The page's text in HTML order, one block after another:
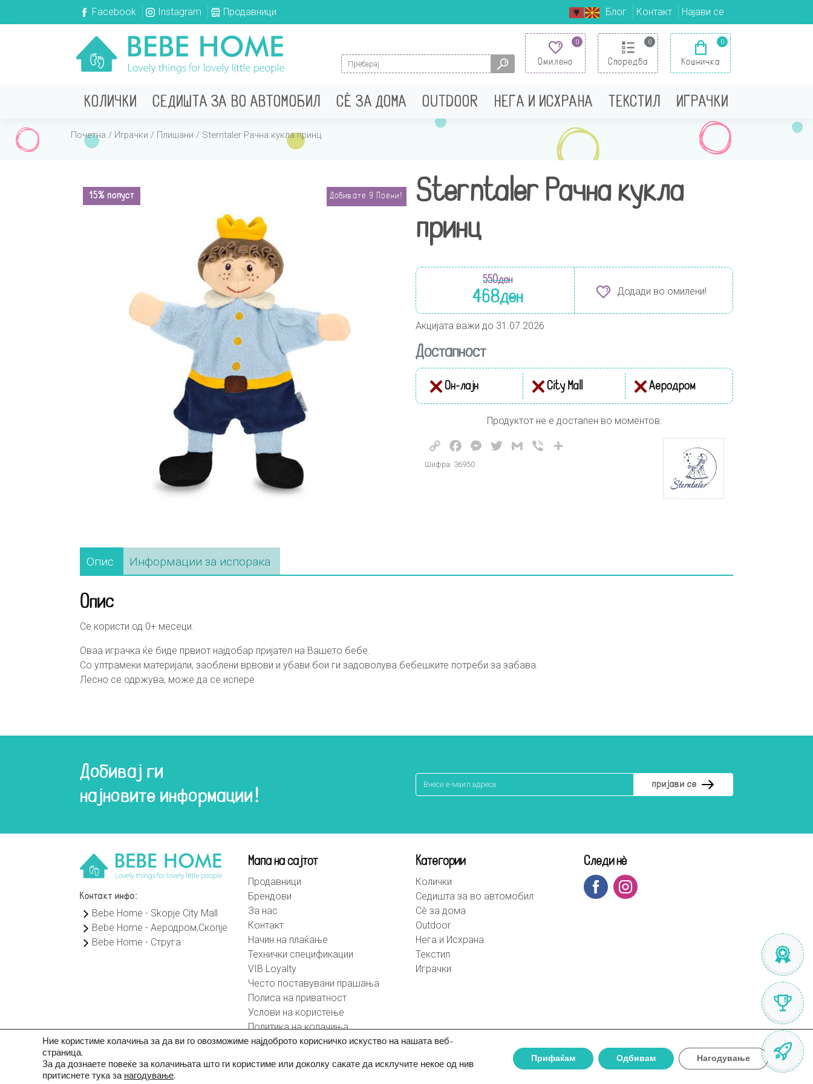
Facebook Instagram Продавници Блог Контакт Најави се
Search for:
0
Омилено
0
Споредба
0
Кошничка
КОЛИЧКИ СЕДИШТА ЗА ВО АВТОМОБИЛ СÈ ЗА ДОМА OUTDOOR НЕГА И ИСХРАНА ТЕКСТИЛ ИГРАЧКИ
Почетна / Играчки / Плишани / Sterntaler Рачна кукла принц
15% попуст Добивате9 Поени!
Sterntaler Рачна кукла
принц
550ден
468ден Додади во омилени!
Акцијата важи до 31.07.2026
Достапност
Он-лајн City Mall Аеродром
Продуктот не е достапен во моментов.
Copy
Link
FacebookMessenger
TwitterGmail Viber
Шифра: 36950
Опис Информации за испорака
Опис
Се користи од 0+ месеци.
Оваа играчка ќе биде првиот најдобар пријател на Вашето бебе.
Со ултрамеки материјали, заоблени врвови и убави бои ги задоволува бебешките потреби за забава.
Лесно се одржува, може да се испере
Добивај ги
најновите информации!
Контакт инфо:
Bebe Home - Skopje City Mall
Bebe Home - Аеродром,Скопје
Bebe Home - Струга
Мапа на сајтот
Продавници
Брендови
За нас
Контакт
Начин на плаќање
Технички спецификации
VIB Loyalty
Често поставувани прашања
Полиса на приватност
Услови на користење
Политика на колачиња
Категории
Колички
Седишта за во автомобил
Сè за дома
Outdoor
Нега и Исхрана
Текстил
Играчки
Следи нè
Ние користиме колачиња за да ви го овозможиме најдоброто корисничко искуство на нашата веб-
страница.
За да дознаете повеќе за колачињата што ги користиме или доколку сакате да исклучите некое од нив
притиснете тука за нагодување.
Прифаќам Одбивам Нагодување